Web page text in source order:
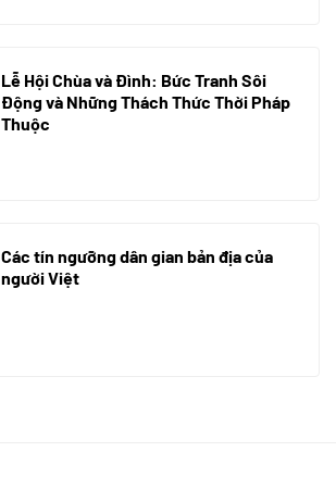
Lễ Hội Chùa và Đình: Bức Tranh Sôi
Động và Những Thách Thức Thời Pháp
Thuộc
Các tín ngưỡng dân gian bản địa của
người Việt